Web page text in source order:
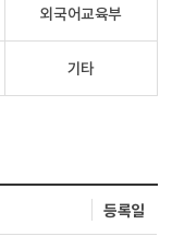
외국어교육부
기타
등록일